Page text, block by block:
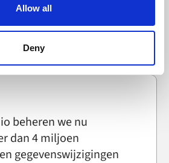
saves to your computer. You
This could affect the
however. We also use third-
Allow all
Deny
beheren we nu
dan 4 miljoen
gegevenswijzigingen